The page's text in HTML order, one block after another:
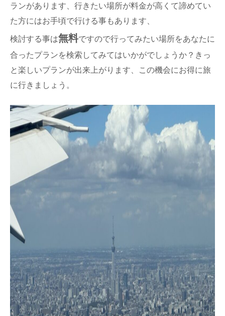
ランがあります、行きたい場所が料金が高くて諦めてい
た方にはお手頃で行ける事もあります、
検討する事は無料ですので行ってみたい場所をあなたに
合ったプランを検索してみてはいかがでしょうか？きっ
と楽しいプランが出来上がります、この機会にお得に旅
に行きましょう。